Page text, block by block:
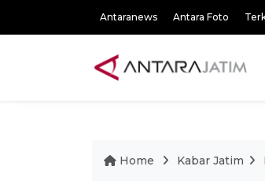
Antaranews Antara Foto
Home Kabar Jatim